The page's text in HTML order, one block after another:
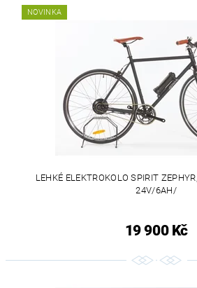
NOVINKA
LEHKÉ ELEKTROKOLO SPIRIT
24V/6AH/
19 900 Kč